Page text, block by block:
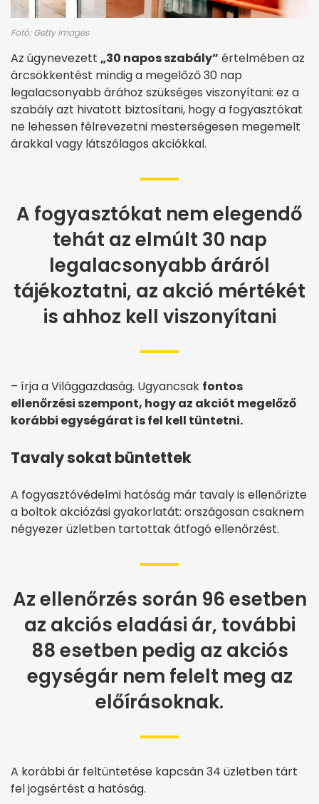
Fotó: Getty Images
Az úgynevezett „30 napos szabály” értelmében az
árcsökkentést mindig a megelőző 30 nap
legalacsonyabb árához szükséges viszonyítani: ez a
szabály azt hivatott biztosítani, hogy a fogyasztókat
ne lehessen félrevezetni mesterségesen megemelt
árakkal vagy látszólagos akciókkal.
A fogyasztókat nem elegendő
tehát az elmúlt 30 nap
legalacsonyabb áráról
tájékoztatni, az akció mértékét
is ahhoz kell viszonyítani
– írja a Világgazdaság. Ugyancsak fontos
ellenőrzési szempont, hogy az akciót megelőző
korábbi egységárat is fel kell tüntetni.
Tavaly sokat büntettek
A fogyasztóvédelmi hatóság már tavaly is ellenőrizte
a boltok akciózási gyakorlatát: országosan csaknem
négyezer üzletben tartottak átfogó ellenőrzést.
Az ellenőrzés során 96 esetben
az akciós eladási ár, további
88 esetben pedig az akciós
egységár nem felelt meg az
előírásoknak.
A korábbi ár feltüntetése kapcsán 34 üzletben tárt
fel jogsértést a hatóság.